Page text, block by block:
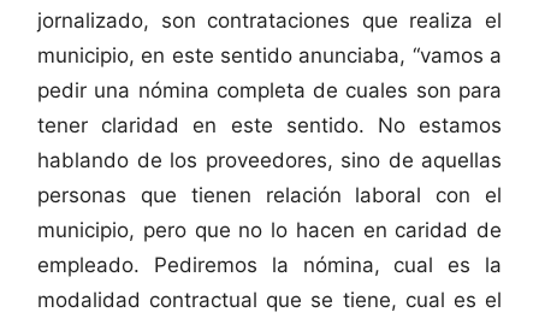
jornalizado, son contrataciones que realiza el
municipio, en este sentido anunciaba, “vamos a
pedir una nómina completa de cuales son para
tener claridad en este sentido. No estamos
hablando de los proveedores, sino de aquellas
personas que tienen relación laboral con el
municipio, pero que no lo hacen en caridad de
empleado. Pediremos la nómina, cual es la
modalidad contractual que se tiene, cual es el